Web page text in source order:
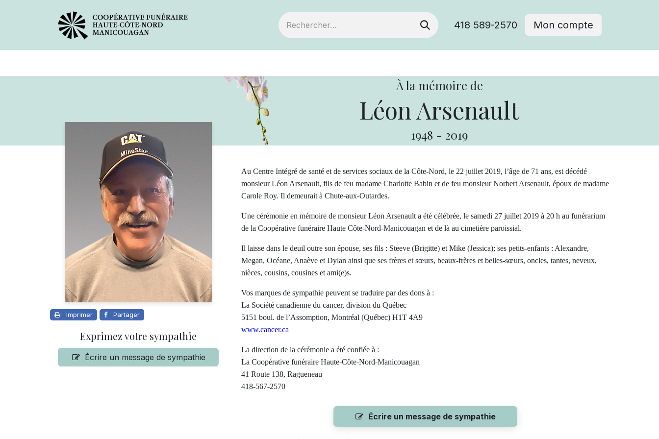
418 589-2570 Mon compte
À la mémoire de
Léon Arsenault
1948 - 2019
Imprimer Partager
Exprimez votre sympathie
Écrire un message de sympathie
Au Centre Intégré de santé et de services sociaux de la Côte-Nord, le 22 juillet 2019, l’âge de 71 ans, est décédé
monsieur Léon Arsenault, fils de feu madame Charlotte Babin et de feu monsieur Norbert Arsenault, époux de madame
Carole Roy. Il demeurait à Chute-aux-Outardes.
Une cérémonie en mémoire de monsieur Léon Arsenault a été célébrée, le samedi 27 juillet 2019 à 20 h au funérarium
de la Coopérative funéraire Haute Côte-Nord-Manicouagan et de là au cimetière paroissial.
Il laisse dans le deuil outre son épouse, ses fils : Steeve (Brigitte) et Mike (Jessica); ses petits-enfants : Alexandre,
Megan, Océane, Anaève et Dylan ainsi que ses frères et sœurs, beaux-frères et belles-sœurs, oncles, tantes, neveux,
nièces, cousins, cousines et ami(e)s.
Vos marques de sympathie peuvent se traduire par des dons à :
La Société canadienne du cancer, division du Québec
5151 boul. de l’Assomption, Montréal (Québec) H1T 4A9
www.cancer.ca
La direction de la cérémonie a été confiée à :
La Coopérative funéraire Haute-Côte-Nord-Manicouagan
41 Route 138, Ragueneau
418-567-2570
Écrire un message de sympathie